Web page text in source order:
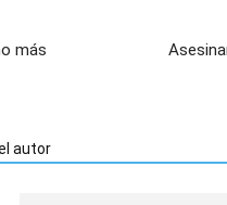
más
autor